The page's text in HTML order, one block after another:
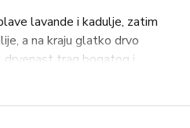
lavande i kadulje, zatim
a na kraju glatko drvo
drvenast trag bogatog i